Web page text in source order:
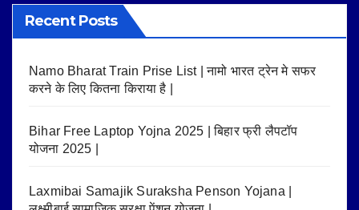
Recent Posts
Namo Bharat Train Prise List | नामो भारत ट्रेन मे सफर
करने के लिए कितना किराया है |
Bihar Free Laptop Yojna 2025 | बिहार फ्री लैपटॉप
योजना 2025 |
Laxmibai Samajik Suraksha Penson Yojana |